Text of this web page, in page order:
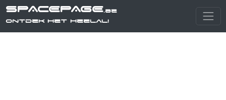
SPACEPAGE.be
Ontdek het heelal!